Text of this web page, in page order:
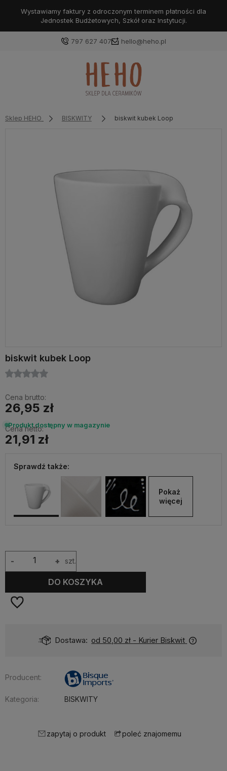
Wystawiamy faktury z odroczonym terminem płatności dla
Jednostek Budżetowych, Szkół oraz Instytucji.
797 627 407 hello@heho.pl
Zaloguj się
Wybierz coś dla siebie z naszej aktualnej oferty lub
zaloguj się, aby przywrócić dodane produkty do listy
Sklep HEHO BISKWITY biskwit kubek Loop
biskwit kubek Loop
Cena brutto:
26,95 zł
Produkt dostępny w magazynie
Cena netto:
21,91 zł
Sprawdź także:
Pokaż
więcej
+
- szt.
DO KOSZYKA
Dostawa: od 50,00 zł - Kurier Biskwit
Producent:
Kategoria: BISKWITY
zapytaj o produkt poleć znajomemu